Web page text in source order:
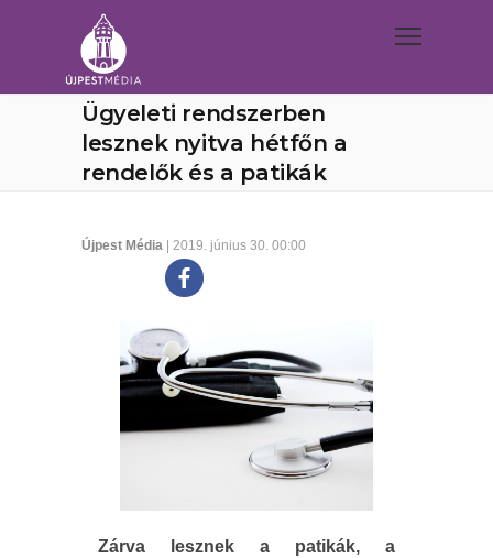
Ügyeleti rendszerben
lesznek nyitva hétfőn a
rendelők és a patikák
Újpest Média | 2019. június 30. 00:00
Zárva lesznek a patikák, a